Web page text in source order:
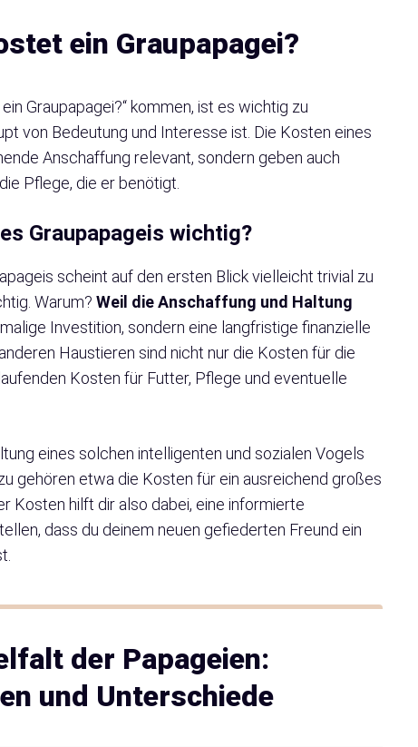
ein Graupapagei?
Graupapagei?“ kommen, ist es wichtig zu
von Bedeutung und Interesse ist. Die Kosten eines
Anschaffung relevant, sondern geben auch
Pflege, die er benötigt.
Graupapageis wichtig?
scheint auf den ersten Blick vielleicht trivial zu
Warum? Weil die Anschaffung und Haltung
Investition, sondern eine langfristige finanzielle
Haustieren sind nicht nur die Kosten für die
Kosten für Futter, Pflege und eventuelle
eines solchen intelligenten und sozialen Vogels
gehören etwa die Kosten für ein ausreichend großes
Kosten hilft dir also dabei, eine informierte
dass du deinem neuen gefiederten Freund ein
der Papageien:
und Unterschiede